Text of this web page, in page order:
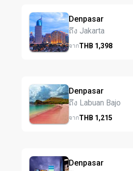
Denpasar
ถึง Jakarta
จากTHB 1,398
Denpasar
ถึง Labuan Bajo
จากTHB 1,215
Denpasar